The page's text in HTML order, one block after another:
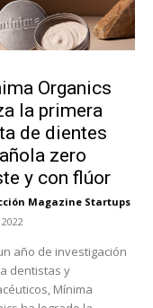
Organics
la primera
de dientes
zero
y con flúor
Magazine Startups
año de investigación
dentistas y
Mínima